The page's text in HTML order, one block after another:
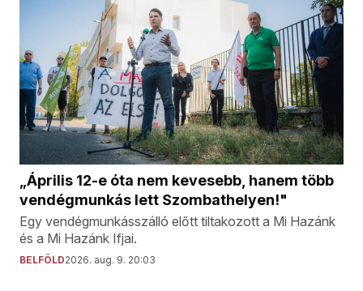
„Április 12-e óta nem kevesebb, hanem több
vendégmunkás lett Szombathelyen!"
Egy vendégmunkásszálló előtt tiltakozott a Mi Hazánk
és a Mi Hazánk Ifjai.
BELFÖLD2026. aug. 9. 20:03